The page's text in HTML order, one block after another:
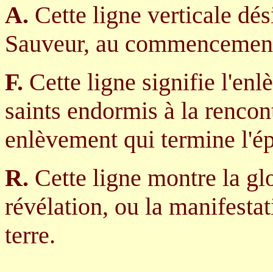
A. Cette ligne verticale
Sauveur, au
F. Cette ligne signifie
saints endormis à la
enlèvement qui termine
R. Cette ligne montre la
révélation, ou la
terre.